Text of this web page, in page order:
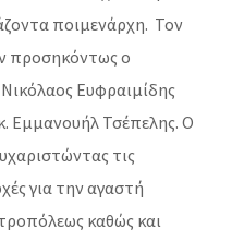
ποιμενάρχη. Τον
προσηκόντως ο
Ευφραιμίδης
Εμμανουήλ Τσέπελης. Ο
τις
για την αγαστή
καθώς και